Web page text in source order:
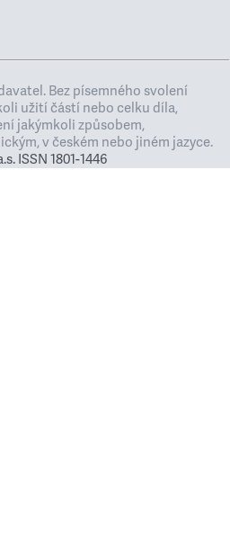
Bez písemného svolení
užití částí nebo celku díla,
jakýmkoli způsobem,
v českém nebo jiném jazyce.
ISSN 1801-1446